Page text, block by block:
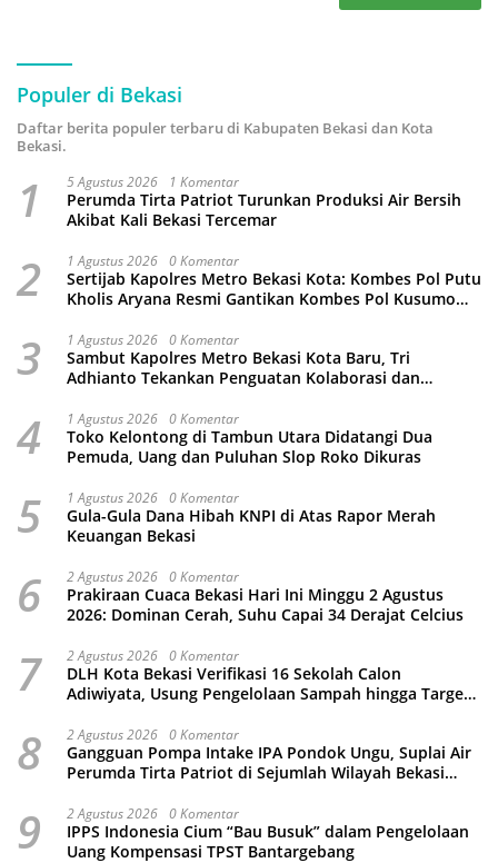
Populer di Bekasi
Daftar berita populer terbaru di Kabupaten Bekasi dan Kota
Bekasi.
1 5 Agustus 2026 1 Komentar
Perumda Tirta Patriot Turunkan Produksi Air Bersih
Akibat Kali Bekasi Tercemar
2 1 Agustus 2026 0 Komentar
Sertijab Kapolres Metro Bekasi Kota: Kombes Pol Putu
Kholis Aryana Resmi Gantikan Kombes Pol Kusumo
3 1 Agustus 2026 0 Komentar
Sambut Kapolres Metro Bekasi Kota Baru, Tri
Adhianto Tekankan Penguatan Kolaborasi dan
4 1 Agustus 2026 0 Komentar
Toko Kelontong di Tambun Utara Didatangi Dua
Pemuda, Uang dan Puluhan Slop Roko Dikuras
5 1 Agustus 2026 0 Komentar
Gula-Gula Dana Hibah KNPI di Atas Rapor Merah
Keuangan Bekasi
6 2 Agustus 2026 0 Komentar
Prakiraan Cuaca Bekasi Hari Ini Minggu 2 Agustus
2026: Dominan Cerah, Suhu Capai 34 Derajat Celcius
7 2 Agustus 2026 0 Komentar
DLH Kota Bekasi Verifikasi 16 Sekolah Calon
Adiwiyata, Usung Pengelolaan Sampah hingga Target
8 2 Agustus 2026 0 Komentar
Gangguan Pompa Intake IPA Pondok Ungu, Suplai Air
Perumda Tirta Patriot di Sejumlah Wilayah Bekasi
9 2 Agustus 2026 0 Komentar
IPPS Indonesia Cium “Bau Busuk” dalam Pengelolaan
Uang Kompensasi TPST Bantargebang